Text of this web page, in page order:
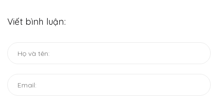
Viết bình luận: